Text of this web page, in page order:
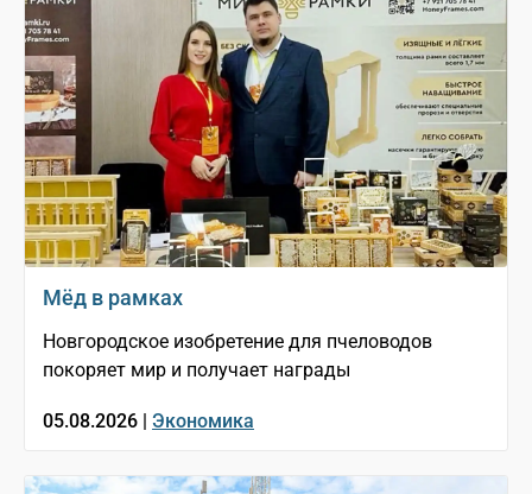
Мёд в рамках
Новгородское изобретение для пчеловодов
покоряет мир и получает награды
05.08.2026 | Экономика